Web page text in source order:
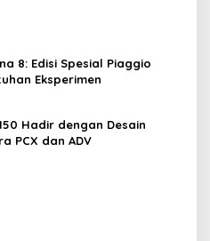
8: Edisi Spesial Piaggio
Eksperimen
Hadir dengan Desain
PCX dan ADV